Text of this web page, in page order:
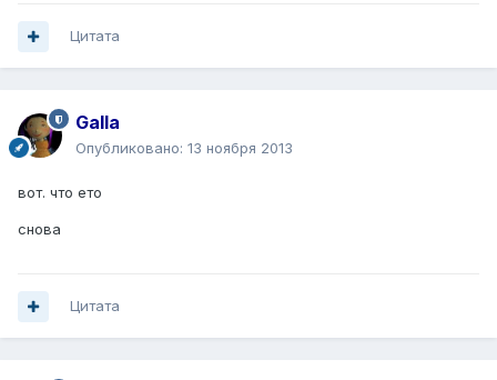
Цитата
Galla
Опубликовано: 13 ноября 2013
вот. что ето
снова
Цитата